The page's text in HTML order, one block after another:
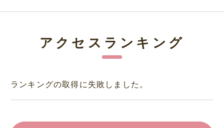
アクセスランキング
ランキングの取得に失敗しました。